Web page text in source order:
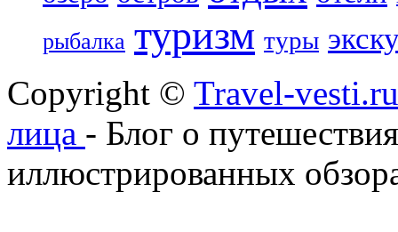
рыбалка туризм туры
Copyright © Travel-
лица - Блог о
иллюстрированных